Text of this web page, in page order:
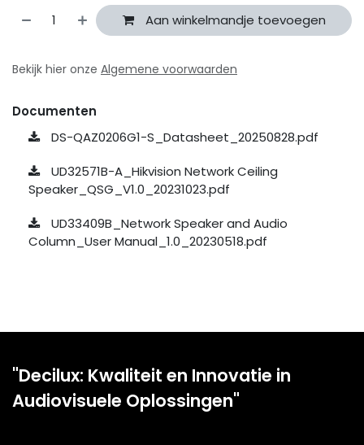
Aan winkelmandje toevoegen
Bekijk hier onze Algemene voorwaarden
Documenten
DS-QAZ0206G1-S_Datasheet_20250828.pdf
UD32571B-A_Hikvision Network Ceiling
Speaker_QSG_V1.0_20231023.pdf
UD33409B_Network Speaker and Audio
Column_User Manual_1.0_20230518.pdf
"Decilux: Kwaliteit en Innovatie in
Audiovisuele Oplossingen"